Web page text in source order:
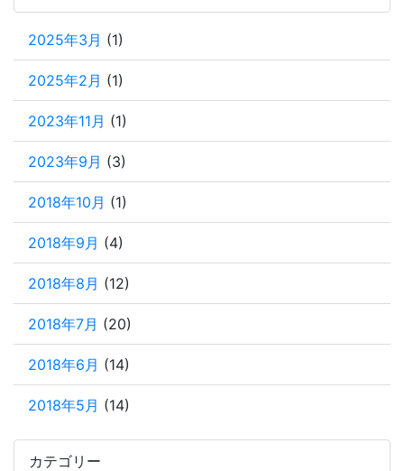
2025年3月 (1)
2025年2月 (1)
2023年11月 (1)
2023年9月 (3)
2018年10月 (1)
2018年9月 (4)
2018年8月 (12)
2018年7月 (20)
2018年6月 (14)
2018年5月 (14)
カテゴリー